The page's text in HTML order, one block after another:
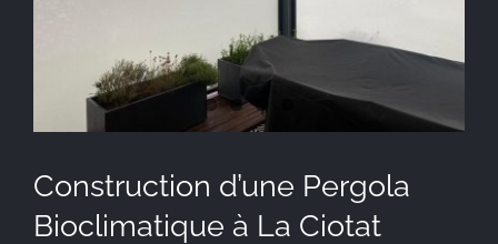
Construction d’une Pergola
Bioclimatique à La Ciotat